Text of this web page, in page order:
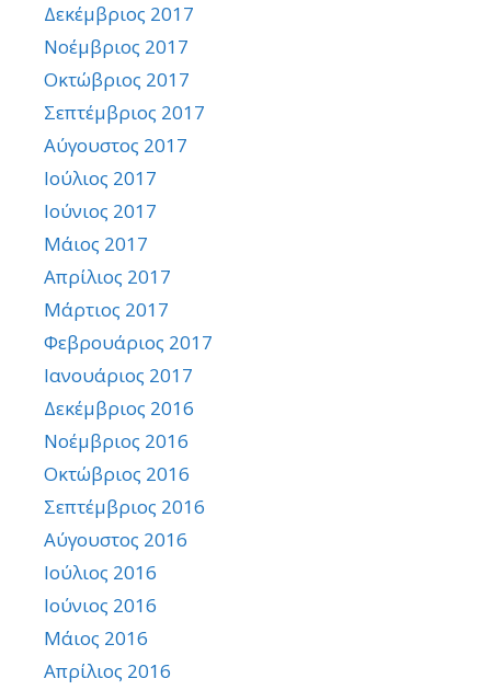
Δεκέμβριος 2017
Νοέμβριος 2017
Οκτώβριος 2017
Σεπτέμβριος 2017
Αύγουστος 2017
Ιούλιος 2017
Ιούνιος 2017
Μάιος 2017
Απρίλιος 2017
Μάρτιος 2017
Φεβρουάριος 2017
Ιανουάριος 2017
Δεκέμβριος 2016
Νοέμβριος 2016
Οκτώβριος 2016
Σεπτέμβριος 2016
Αύγουστος 2016
Ιούλιος 2016
Ιούνιος 2016
Μάιος 2016
Απρίλιος 2016